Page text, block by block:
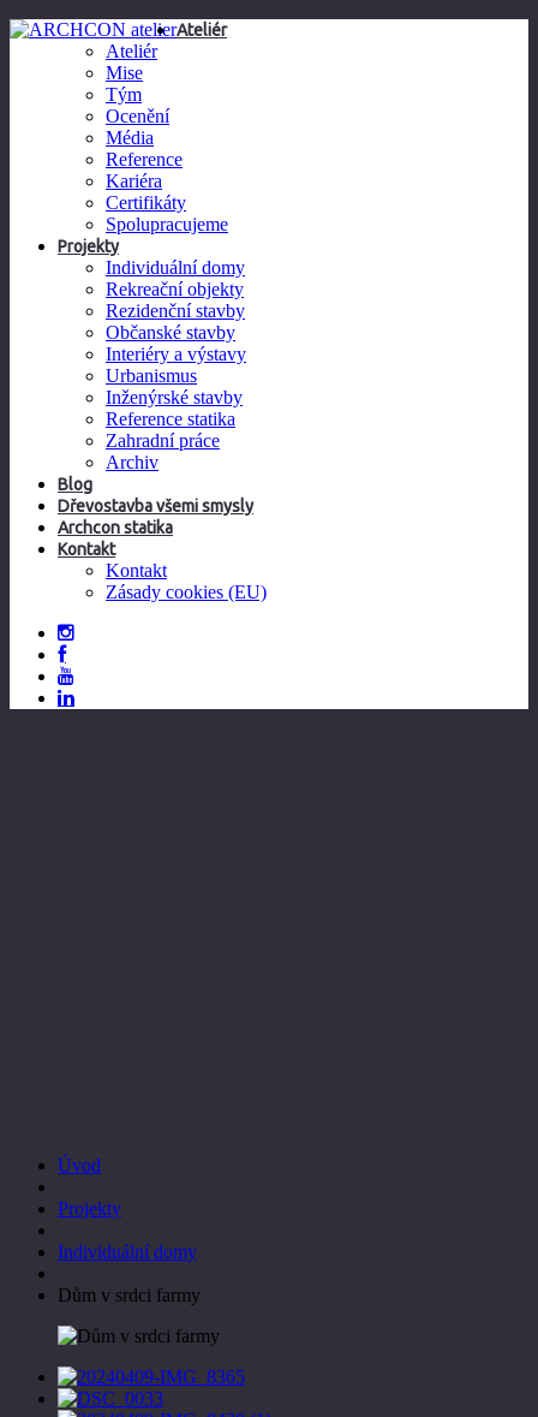
Ateliér
Ateliér
Mise
Tým
Ocenění
Média
Reference
Kariéra
Certifikáty
Spolupracujeme
Projekty
Individuální domy
Rekreační objekty
Rezidenční stavby
Občanské stavby
Interiéry a výstavy
Urbanismus
Inženýrské stavby
Reference statika
Zahradní práce
Archiv
Blog
Dřevostavba všemi smysly
Archcon statika
Kontakt
Kontakt
Zásady cookies (EU)
Úvod
Projekty
Individuální domy
Dům v srdci farmy